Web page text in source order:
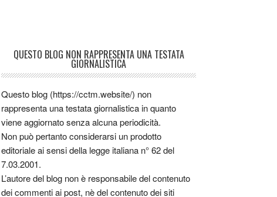
QUESTO BLOG NON RAPPRESENTA UNA TESTATA
GIORNALISTICA
Questo blog (https://cctm.website/) non
rappresenta una testata giornalistica in quanto
viene aggiornato senza alcuna periodicità.
Non può pertanto considerarsi un prodotto
editoriale ai sensi della legge italiana n° 62 del
7.03.2001.
L’autore del blog non è responsabile del contenuto
dei commenti ai post, nè del contenuto dei siti